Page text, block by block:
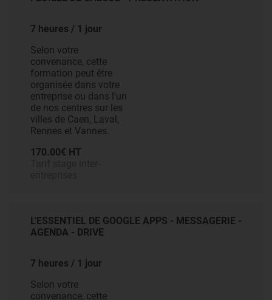
7 heures / 1 jour
Selon votre
convenance, cette
formation peut être
organisée dans votre
entreprise ou dans l'un
de nos centres sur les
villes de Caen, Laval,
Rennes et Vannes.
170.00€ HT
L'ESSENTIEL DE GOOGLE APPS - MESSAGERIE -
AGENDA - DRIVE
7 heures / 1 jour
Selon votre
convenance, cette